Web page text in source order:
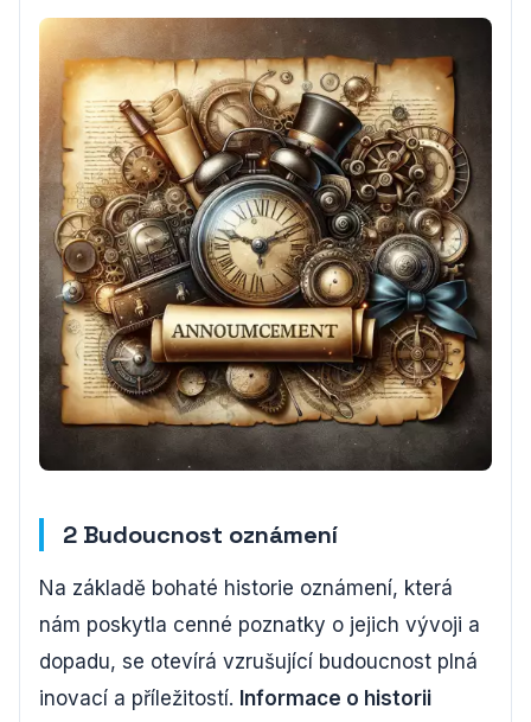
2 Budoucnost oznámení
Na základě bohaté historie oznámení, která
nám poskytla cenné poznatky o jejich vývoji a
dopadu, se otevírá vzrušující budoucnost plná
inovací a příležitostí. Informace o historii